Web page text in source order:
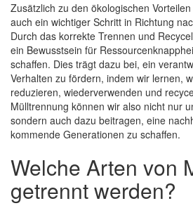
Zusätzlich zu den ökologischen
auch ein wichtiger Schritt in Richtung
Durch das korrekte Trennen und
ein Bewusstsein für
schaffen. Dies trägt dazu bei, ein
Verhalten zu fördern, indem wir lernen,
reduzieren, wiederverwenden und
Mülltrennung können wir also nicht nur
sondern auch dazu beitragen, eine
kommende Generationen zu schaffen.
Welche Arten von
getrennt werden?